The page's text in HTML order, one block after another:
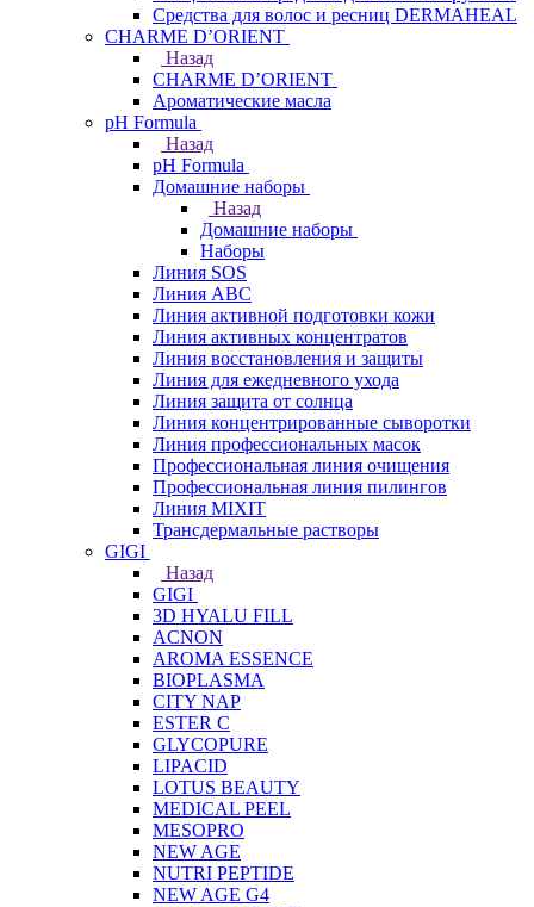
Средства для волос и ресниц DERMAHEAL
CHARME D’ORIENT
Назад
CHARME D’ORIENT
Ароматические масла
pH Formula
Назад
pH Formula
Домашние наборы
Назад
Домашние наборы
Наборы
Линия SOS
Линия АВС
Линия активной подготовки кожи
Линия активных концентратов
Линия восстановления и защиты
Линия для ежедневного ухода
Линия защита от солнца
Линия концентрированные сыворотки
Линия профессиональных масок
Профессиональная линия очищения
Профессиональная линия пилингов
Линия MIXIT
Трансдермальные растворы
GIGI
Назад
GIGI
3D HYALU FILL
ACNON
AROMA ESSENCE
BIOPLASMA
CITY NAP
ESTER C
GLYCOPURE
LIPACID
LOTUS BEAUTY
MEDICAL PEEL
MESOPRO
NEW AGE
NUTRI PEPTIDE
NEW AGE G4